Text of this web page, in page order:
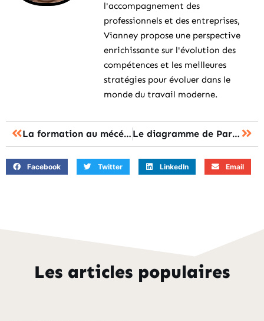
l'accompagnement des
professionnels et des entreprises,
Vianney propose une perspective
enrichissante sur l'évolution des
compétences et les meilleures
stratégies pour évoluer dans le
monde du travail moderne.
La formation au mécénat et au sponsoring : un investissement rentable Le diagramme de Pareto : apprendre à maximiser votre efficacité grâce à nos formations
Facebook Twitter LinkedIn Email
Les articles populaires